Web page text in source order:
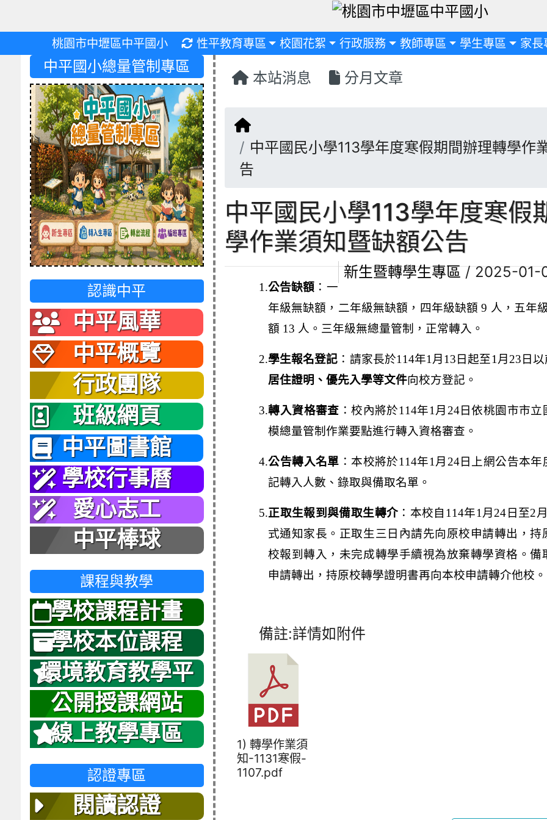
桃園市中壢區中平國小 重新取得佈景設定
性平教育專區 校園花絮 行政服務 教師專區 學生專區 家長
本站消息 分月文章
回首頁
中平國民小學113學年度寒假期間辦理轉學作
告
中平國民小學113學年度寒假
學作業須知暨缺額公告
新生暨轉學生專區/ 2025-01-
1.公告缺額 ：一
年級無缺額，二年級無缺額，四年級缺額 9 人，五年
額 13 人。三年級無總量管制，正常轉入 。
2.學生報名登記 ：請家長於114年1月 13 日起至1月 23 日
居住證明、優先入學等文件向校方登記。
3.轉入資格審查 ：校內將於114年1月 24日依桃園市市立
模總量管制作業要點進行轉入資格審查。
4.公告轉入名單 ：本校將於114年1月 24日上網公告本年
記轉入人數、錄取與備取名單。
5.正取生報到與備取生轉介 ：本校自 114年1月24 日至2
式通知家長。正取生三日內請先向原校申請轉出，持
校報到轉入，未完成轉學手續視為放棄轉學資格。備
申請轉出，持原校轉學證明書再向本校申請轉介他校。
備註:詳情如附件
1) 轉學作業須
知-1131寒假-
1107.pdf
中平國小總量管制專區
認識中平
中平風華
中平概覽
行政團隊
班級網頁
中平圖書館
學校行事曆
愛心志工
中平棒球
課程與教學
學校課程計畫
學校本位課程
環境教育教學平
台
公開授課網站
線上教學專區
認證專區
閱讀認證